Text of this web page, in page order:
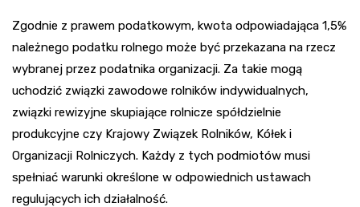
Zgodnie z prawem podatkowym, kwota odpowiadająca 1,5%
należnego podatku rolnego może być przekazana na rzecz
wybranej przez podatnika organizacji. Za takie mogą
uchodzić związki zawodowe rolników indywidualnych,
związki rewizyjne skupiające rolnicze spółdzielnie
produkcyjne czy Krajowy Związek Rolników, Kółek i
Organizacji Rolniczych. Każdy z tych podmiotów musi
spełniać warunki określone w odpowiednich ustawach
regulujących ich działalność.